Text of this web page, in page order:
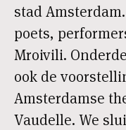
stad
poets,
Mroivili.
ook de
Amsterdamse
Vaudelle. We